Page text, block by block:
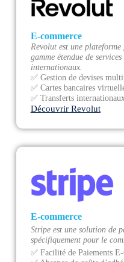
E-commerce
Revolut est une
gamme étendue de
internationaux.
✅ Gestion de devises
✅ Cartes bancaires
✅ Transferts
Découvrir Revolut
E-commerce
Stripe est une solution de
spécifiquement pour le
✅ Facilité de Paiements